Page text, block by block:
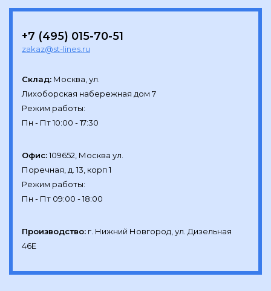
+7 (495) 015-70-51
zakaz@st-lines.ru
Склад: Москва, ул.
Лихоборская набережная дом 7
Режим работы:
Офис:109652, Москва ул.
Поречная, д. 13, корп 1
Режим работы:
Производство: г. Нижний Новгород, ул. Дизельная
46Е